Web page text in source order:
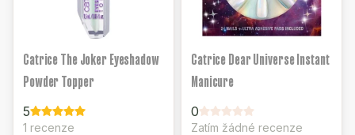
Catrice The Joker Eyeshadow
Powder Topper
5
1 recenze
Catrice Dear Universe Instant
Manicure
0
Zatím žádné recenze